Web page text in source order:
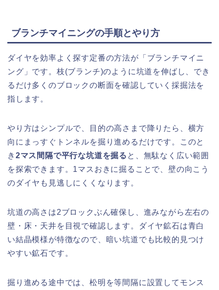
ブランチマイニングの手順とやり方
ダイヤを効率よく探す定番の方法が「ブランチマイニ
ング」です。枝(ブランチ)のように坑道を伸ばし、でき
るだけ多くのブロックの断面を確認していく採掘法を
指します。
やり方はシンプルで、目的の高さまで降りたら、横方
向にまっすぐトンネルを掘り進めるだけです。このと
き 2マス間隔で平行な坑道を掘る と、無駄なく広い範囲
を探索できます。1マスおきに掘ることで、壁の向こう
のダイヤも見逃しにくくなります。
坑道の高さは2ブロックぶん確保し、進みながら左右の
壁・床・天井を目視で確認します。ダイヤ鉱石は青白
い結晶模様が特徴なので、暗い坑道でも比較的見つけ
やすい鉱石です。
掘り進める途中では、松明を等間隔に設置してモンス